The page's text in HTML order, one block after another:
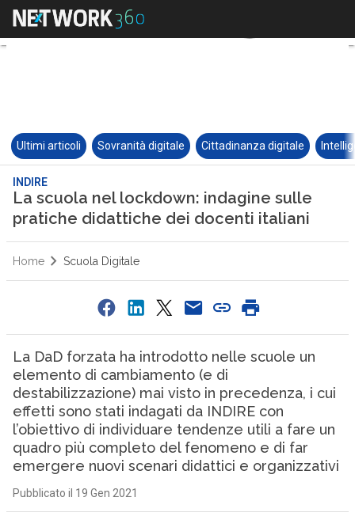
Ultimi articoli Sovranità digitale Cittadinanza digitale
INDIRE
La scuola nel lockdown: indagine sulle
pratiche didattiche dei docenti italiani
Home Scuola Digitale
La DaD forzata ha introdotto nelle scuole un
elemento di cambiamento (e di
destabilizzazione) mai visto in precedenza, i cui
effetti sono stati indagati da INDIRE con
l’obiettivo di individuare tendenze utili a fare un
quadro più completo del fenomeno e di far
emergere nuovi scenari didattici e organizzativi
Pubblicato il 19 Gen 2021